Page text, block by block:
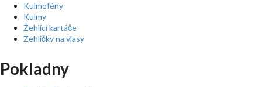
Kulmofény
Kulmy
Žehlící kartáče
Žehličky na vlasy
Pokladny